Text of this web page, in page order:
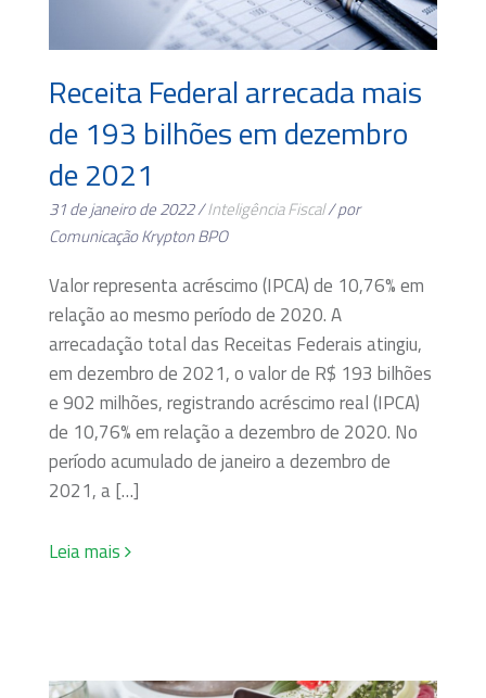
Receita Federal arrecada mais
de 193 bilhões em dezembro
de 2021
31 de janeiro de 2022 /Inteligência Fiscal/ por
Comunicação Krypton BPO
Valor representa acréscimo (IPCA) de 10,76% em
relação ao mesmo período de 2020. A
arrecadação total das Receitas Federais atingiu,
em dezembro de 2021, o valor de R$ 193 bilhões
e 902 milhões, registrando acréscimo real (IPCA)
de 10,76% em relação a dezembro de 2020. No
período acumulado de janeiro a dezembro de
2021, a […]
Leia mais